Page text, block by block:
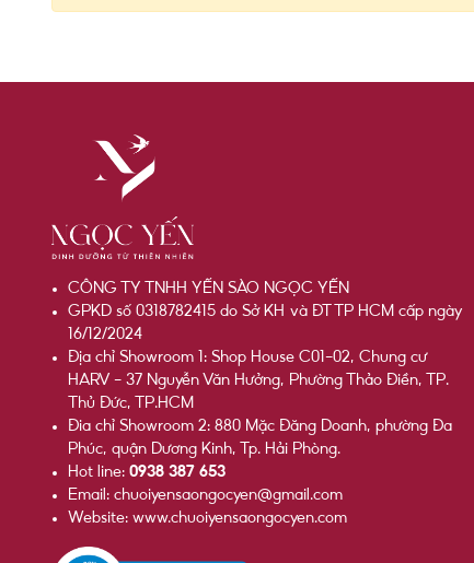
CÔNG TY TNHH YẾN SÀO NGỌC YẾN
GPKD số 0318782415 do Sở KH và ĐT TP HCM cấp ngày
16/12/2024
Địa chỉ Showroom 1: Shop House C01-02, Chung cư
HARV - 37 Nguyễn Văn Hưởng, Phường Thảo Điền, TP.
Thủ Đức, TP.HCM
Đia chỉ Showroom 2: 880 Mặc Đăng Doanh, phường Đa
Phúc, quận Dương Kinh, Tp. Hải Phòng.
Hot line: 0938 387 653
Email: chuoiyensaongocyen@gmail.com
Website: www.chuoiyensaongocyen.com